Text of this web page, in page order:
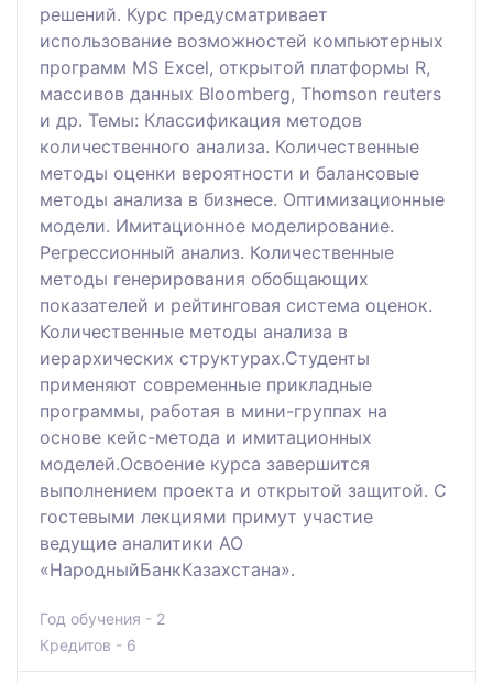
решений. Курс предусматривает
использование возможностей компьютерных
программ MS Excel, открытой платформы R,
массивов данных Bloomberg, Thomson reuters
и др. Темы: Классификация методов
количественного анализа. Количественные
методы оценки вероятности и балансовые
методы анализа в бизнесе. Оптимизационные
модели. Имитационное моделирование.
Регрессионный анализ. Количественные
методы генерирования обобщающих
показателей и рейтинговая система оценок.
Количественные методы анализа в
иерархических структурах.Студенты
применяют современные прикладные
программы, работая в мини-группах на
основе кейс-метода и имитационных
моделей.Освоение курса завершится
выполнением проекта и открытой защитой. С
гостевыми лекциями примут участие
ведущие аналитики АО
«НародныйБанкКазахстана».
Год обучения - 2
Кредитов - 6